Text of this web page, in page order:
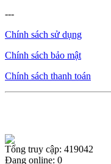
---
Chính sách sử dụng
Chính sách bảo mật
Chính sách thanh toán
Tổng truy cập: 419042
Đang online: 0